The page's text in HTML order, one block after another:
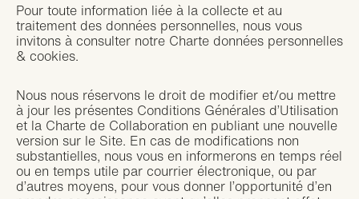
Pour toute information liée à la collecte et au
traitement des données personnelles, nous vous
invitons à consulter notre Charte données personnelles
& cookies.
Nous nous réservons le droit de modifier et/ou mettre
à jour les présentes Conditions Générales d’Utilisation
et la Charte de Collaboration en publiant une nouvelle
version sur le Site. En cas de modifications non
substantielles, nous vous en informerons en temps réel
ou en temps utile par courrier électronique, ou par
d’autres moyens, pour vous donner l’opportunité d’en